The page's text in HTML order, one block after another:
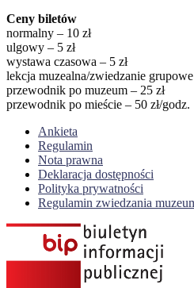
Ceny biletów
normalny – 10 zł
ulgowy – 5 zł
wystawa czasowa – 5 zł
lekcja muzealna/zwiedzanie grupowe
przewodnik po muzeum – 25 zł
przewodnik po mieście – 50 zł/godz.
Ankieta
Regulamin
Nota prawna
Deklaracja dostępności
Polityka prywatności
Regulamin zwiedzania